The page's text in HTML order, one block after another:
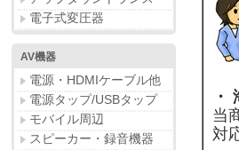
電子式変圧器
AV機器
電源・HDMIケーブル他
電源タップ/USBタップ
モバイル周辺
スピーカー・録音機器
・
当
対